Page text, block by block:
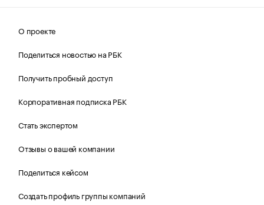
О проекте
Поделиться новостью на РБК
Получить пробный доступ
Корпоративная подписка РБК
Стать экспертом
Отзывы о вашей компании
Поделиться кейсом
Создать профиль группы компаний